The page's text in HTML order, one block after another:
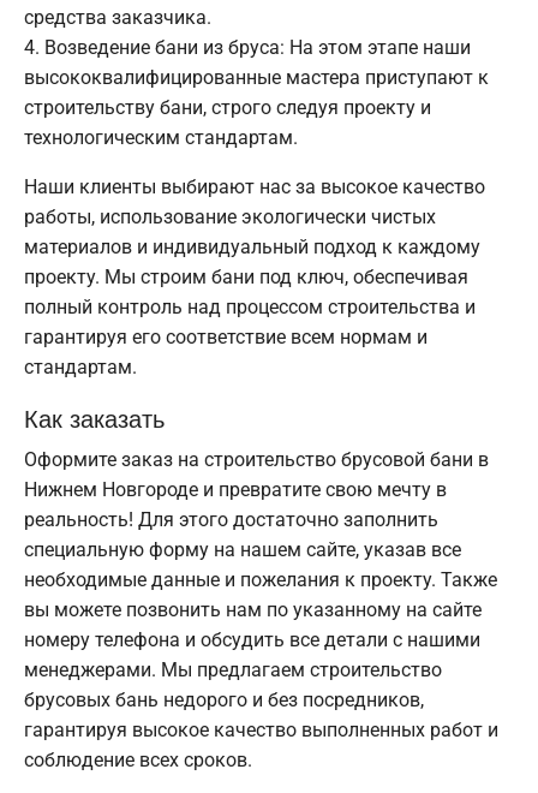
средства заказчика.
Возведение бани из бруса: На этом этапе наши
высококвалифицированные мастера приступают к
строительству бани, строго следуя проекту и
технологическим стандартам.
Наши клиенты выбирают нас за высокое качество
работы, использование экологически чистых
материалов и индивидуальный подход к каждому
проекту. Мы строим бани под ключ, обеспечивая
полный контроль над процессом строительства и
гарантируя его соответствие всем нормам и
стандартам.
Как заказать
Оформите заказ на строительство брусовой бани в
Нижнем Новгороде и превратите свою мечту в
реальность! Для этого достаточно заполнить
специальную форму на нашем сайте, указав все
необходимые данные и пожелания к проекту. Также
вы можете позвонить нам по указанному на сайте
номеру телефона и обсудить все детали с нашими
менеджерами. Мы предлагаем строительство
брусовых бань недорого и без посредников,
гарантируя высокое качество выполненных работ и
соблюдение всех сроков.